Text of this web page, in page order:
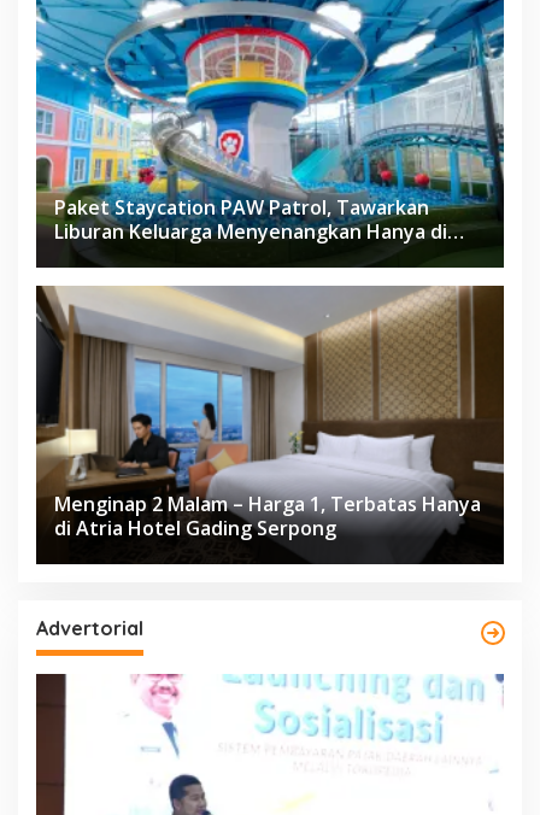
Paket Staycation PAW Patrol, Tawarkan
Liburan Keluarga Menyenangkan Hanya di
Herloom Hotel BSD
Menginap 2 Malam – Harga 1, Terbatas Hanya
di Atria Hotel Gading Serpong
Advertorial